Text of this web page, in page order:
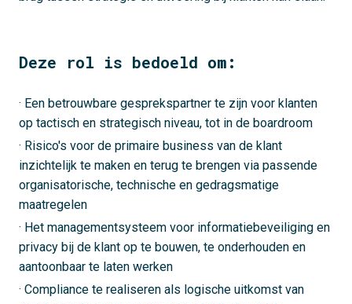
Deze rol is bedoeld om:
· Een betrouwbare gesprekspartner te zijn voor klanten
op tactisch en strategisch niveau, tot in de boardroom
· Risico's voor de primaire business van de klant
inzichtelijk te maken en terug te brengen via passende
organisatorische, technische en gedragsmatige
maatregelen
· Het managementsysteem voor informatiebeveiliging en
privacy bij de klant op te bouwen, te onderhouden en
aantoonbaar te laten werken
· Compliance te realiseren als logische uitkomst van